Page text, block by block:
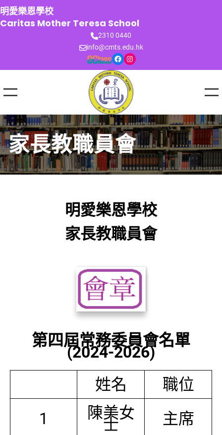
跳
至
主
明愛樂恩學校
Caritas Mother Teresa School
2310 0440
info@cmts.edu.hk
Facebook Instagram
家長教職員會
明愛樂恩學校
家長教職員會
第四屆常務委員會名單
(2024-2026)
姓名
職位
1
陳美女
士 主席